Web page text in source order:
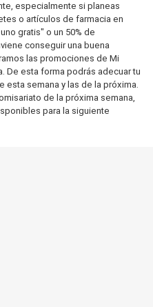
especialmente si planeas
o artículos de farmacia en
gratis" o un 50% de
conseguir una buena
las promociones de Mi
De esta forma podrás adecuar tu
esta semana y las de la próxima.
de la próxima semana,
para la siguiente